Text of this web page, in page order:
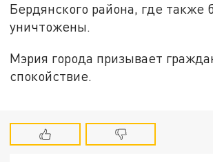
Бердянского района, где также
уничтожены.
Мэрия города призывает
спокойствие.